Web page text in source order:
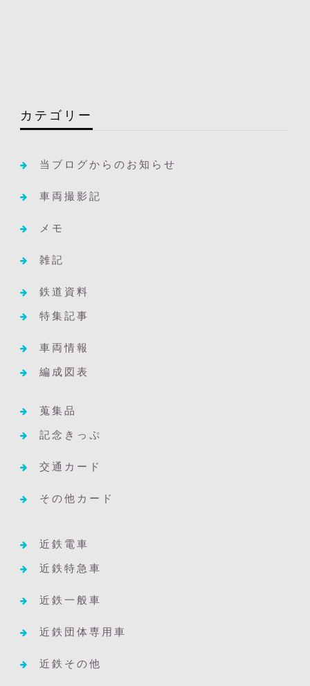
カテゴリー
当ブログからのお知らせ
車両撮影記
メモ
雑記
鉄道資料
特集記事
車両情報
編成図表
蒐集品
記念きっぷ
交通カード
その他カード
近鉄電車
近鉄特急車
近鉄一般車
近鉄団体専用車
近鉄その他